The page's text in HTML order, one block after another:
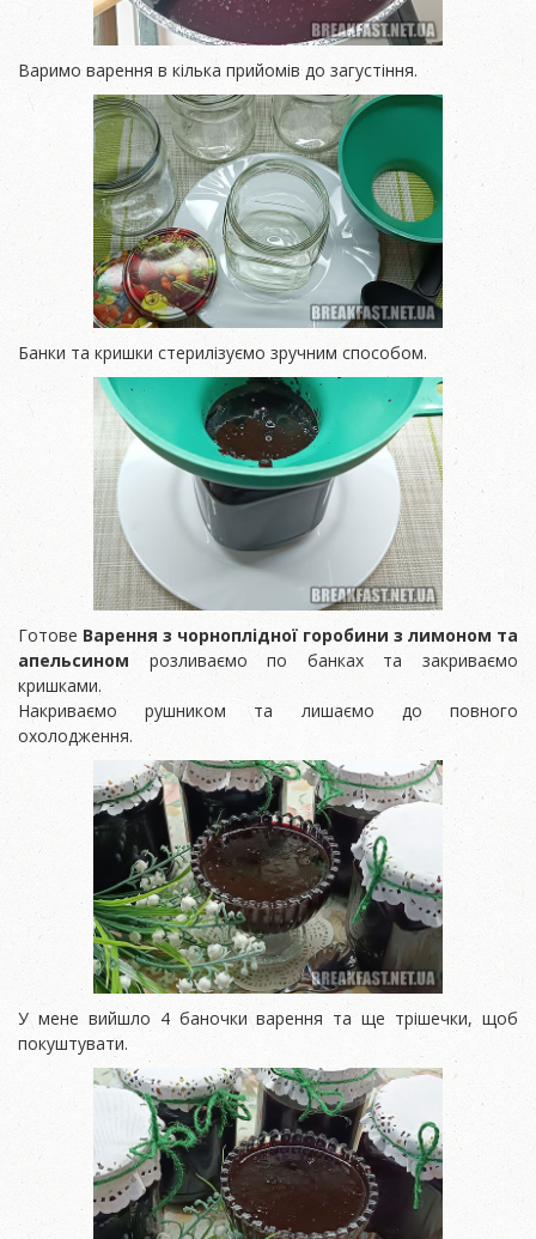
Варимо варення в кілька прийомів до загустіння.
Банки та кришки стерилізуємо зручним способом.
Готове Варення з чорноплідної горобини з лимоном та
апельсином розливаємо по банках та закриваємо
кришками.
Накриваємо рушником та лишаємо до повного
охолодження.
У мене вийшло 4 баночки варення та ще трішечки, щоб
покуштувати.